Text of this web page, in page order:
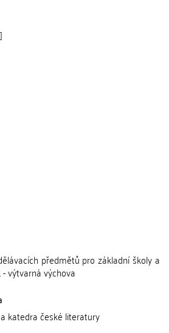
předmětů pro základní školy a
výtvarná výchova
katedra české literatury